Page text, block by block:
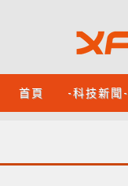
首頁 -科技新聞-